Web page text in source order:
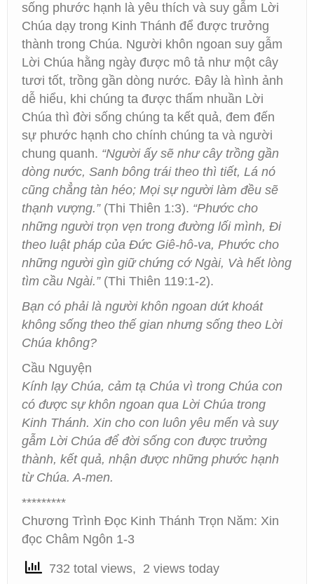
sống phước hạnh là yêu thích và suy gẫm Lời
Chúa dạy trong Kinh Thánh để được trưởng
thành trong Chúa. Người khôn ngoan suy gẫm
Lời Chúa hằng ngày được mô tả như một cây
tươi tốt, trồng gần dòng nước. Đây là hình ảnh
dễ hiểu, khi chúng ta được thấm nhuần Lời
Chúa thì đời sống chúng ta kết quả, đem đến
sự phước hạnh cho chính chúng ta và người
chung quanh. “Người ấy sẽ như cây trồng gần
dòng nước, Sanh bông trái theo thì tiết, Lá nó
cũng chẳng tàn héo; Mọi sự người làm đều sẽ
thạnh vượng.” (Thi Thiên 1:3). “Phước cho
những người trọn vẹn trong đường lối mình, Đi
theo luật pháp của Đức Giê-hô-va, Phước cho
những người gìn giữ chứng cớ Ngài, Và hết lòng
tìm cầu Ngài.”(Thi Thiên 119:1-2).
Bạn có phải là người khôn ngoan dứt khoát
không sống theo thế gian nhưng sống theo Lời
Chúa không?
Cầu Nguyện
Kính lạy Chúa, cảm tạ Chúa vì trong Chúa con
có được sự khôn ngoan qua Lời Chúa trong
Kinh Thánh. Xin cho con luôn yêu mến và suy
gẫm Lời Chúa để đời sống con được trưởng
thành, kết quả, nhận được những phước hạnh
từ Chúa. A-men.
*********
Chương Trình Đọc Kinh Thánh Trọn Năm: Xin
đọc Châm Ngôn 1-3
732 total views, 2 views today